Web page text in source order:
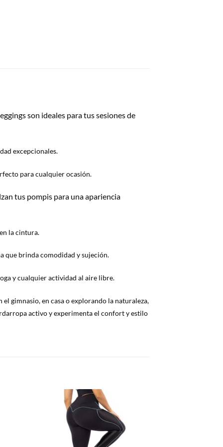
son ideales para tus sesiones de
excepcionales.
para cualquier ocasión.
tus pompis para una apariencia
la cintura.
que brinda comodidad y sujeción.
y cualquier actividad al aire libre.
gimnasio, en casa o explorando la naturaleza,
activo y experimenta el confort y estilo